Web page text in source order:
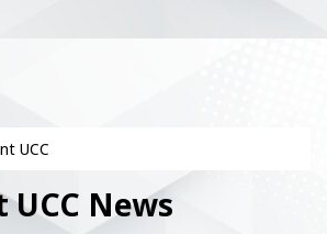
UCC
News